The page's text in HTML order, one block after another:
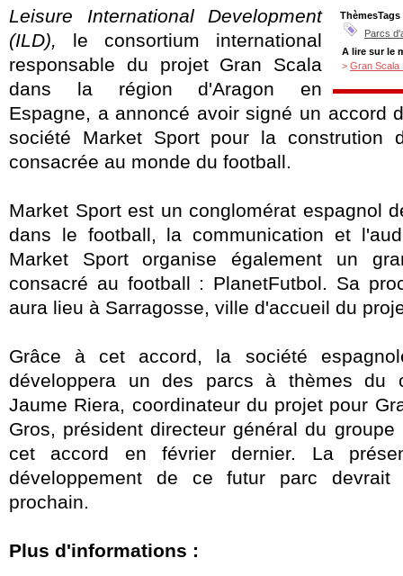
ThèmesTags
Parcs
A lire sur le
> Gran Scala
Leisure International Development
(ILD), le consortium international
responsable du projet Gran Scala
dans la région d'Aragon en
Espagne, a annoncé avoir signé un accord
société Market Sport pour la constrution
consacrée au monde du football.
Market Sport est un conglomérat espagnol
dans le football, la communication et
Market Sport organise également un
consacré au football : PlanetFutbol. Sa
aura lieu à Sarragosse, ville d'accueil du
Grâce à cet accord, la société
développera un des parcs à thèmes du
Jaume Riera, coordinateur du projet pour
Gros, président directeur général du
cet accord en février dernier. La
développement de ce futur parc
prochain.
Plus d'informations :